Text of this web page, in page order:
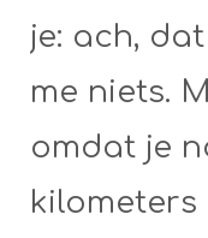
je: ach,
me niets.
omdat je
kilometers